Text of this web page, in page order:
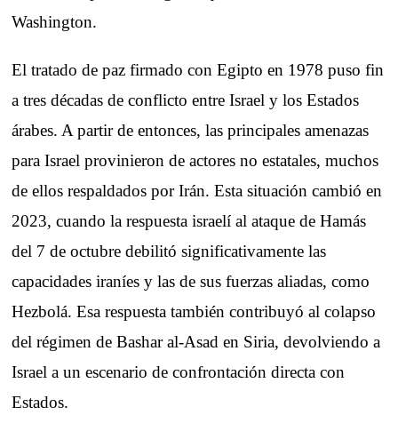
Washington.
El tratado de paz firmado con Egipto en 1978 puso fin
a tres décadas de conflicto entre Israel y los Estados
árabes. A partir de entonces, las principales amenazas
para Israel provinieron de actores no estatales, muchos
de ellos respaldados por Irán. Esta situación cambió en
2023, cuando la respuesta israelí al ataque de Hamás
del 7 de octubre debilitó significativamente las
capacidades iraníes y las de sus fuerzas aliadas, como
Hezbolá. Esa respuesta también contribuyó al colapso
del régimen de Bashar al-Asad en Siria, devolviendo a
Israel a un escenario de confrontación directa con
Estados.